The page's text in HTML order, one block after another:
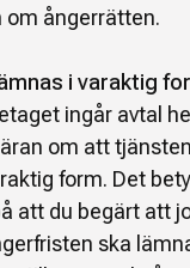
om ångerrätten.
i varaktig
ingår avtal
om att
form. Det
att du begärt att
ska